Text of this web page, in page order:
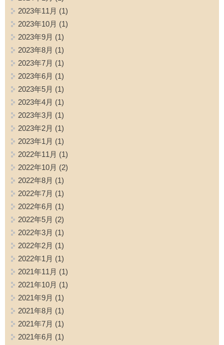
2023年11月 (1)
2023年10月 (1)
2023年9月 (1)
2023年8月 (1)
2023年7月 (1)
2023年6月 (1)
2023年5月 (1)
2023年4月 (1)
2023年3月 (1)
2023年2月 (1)
2023年1月 (1)
2022年11月 (1)
2022年10月 (2)
2022年8月 (1)
2022年7月 (1)
2022年6月 (1)
2022年5月 (2)
2022年3月 (1)
2022年2月 (1)
2022年1月 (1)
2021年11月 (1)
2021年10月 (1)
2021年9月 (1)
2021年8月 (1)
2021年7月 (1)
2021年6月 (1)